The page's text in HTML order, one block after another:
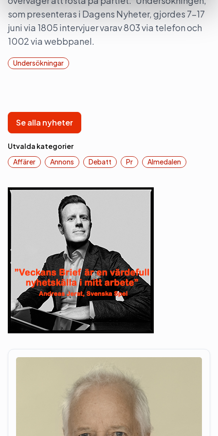
som presenteras i Dagens Nyheter, gjordes 7-17
juni via 1805 intervjuer varav 803 via telefon och
1002 via webbpanel.
Undersökningar
Se alla nyheter
Utvalda kategorier
Affärer
Annons Debatt Pr Almedalen